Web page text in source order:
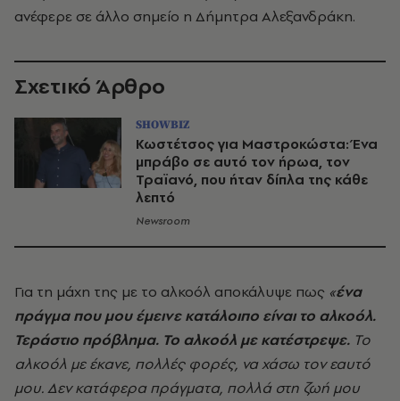
ανέφερε σε άλλο σημείο η Δήμητρα Αλεξανδράκη.
Σχετικό Άρθρο
SHOWBIZ
Κωστέτσος για Μαστροκώστα: Ένα
μπράβο σε αυτό τον ήρωα, τον
Τραϊανό, που ήταν δίπλα της κάθε
λεπτό
Newsroom
Για τη μάχη της με το αλκοόλ αποκάλυψε πως «ένα
πράγμα που μου έμεινε κατάλοιπο είναι το αλκοόλ.
Τεράστιο πρόβλημα. Το αλκοόλ με κατέστρεψε. Το
αλκοόλ με έκανε, πολλές φορές, να χάσω τον εαυτό
μου. Δεν κατάφερα πράγματα, πολλά στη ζωή μου